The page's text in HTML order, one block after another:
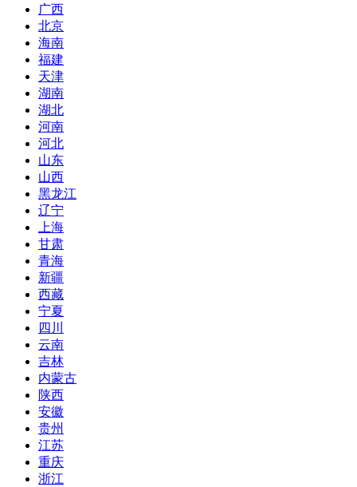
广西
北京
海南
福建
天津
湖南
湖北
河南
河北
山东
山西
黑龙江
辽宁
上海
甘肃
青海
新疆
西藏
宁夏
四川
云南
吉林
内蒙古
陕西
安徽
贵州
江苏
重庆
浙江